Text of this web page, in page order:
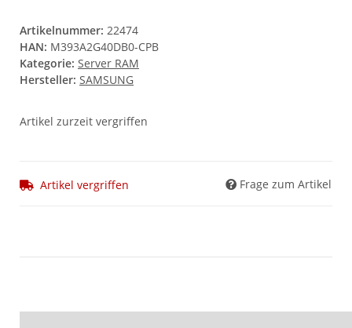
Artikelnummer: 22474
HAN: M393A2G40DB0-CPB
Kategorie: Server RAM
Hersteller: SAMSUNG
Artikel zurzeit vergriffen
Artikel vergriffen Frage zum Artikel